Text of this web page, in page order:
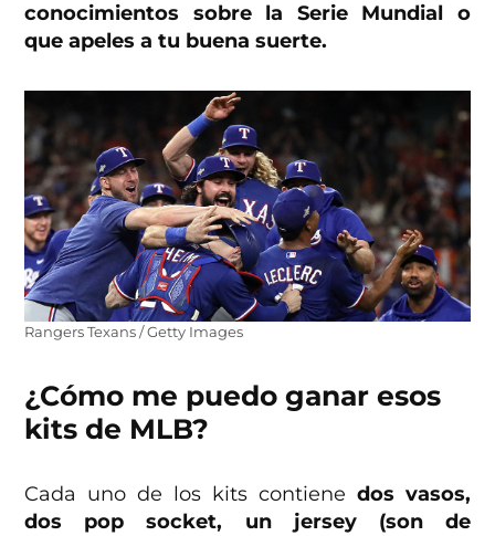
conocimientos sobre la Serie Mundial o
que apeles a tu buena suerte.
Rangers Texans / Getty Images
¿Cómo me puedo ganar esos
kits de MLB?
Cada uno de los kits contiene dos vasos,
dos pop socket, un jersey (son de